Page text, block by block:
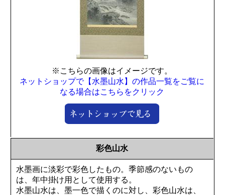
※こちらの画像はイメージです。
ネットショップで【水墨山水】の作品一覧をご覧に
なる場合はこちらをクリック
彩色山水
水墨画に淡彩で彩色したもの。季節感のないもの
は、年中掛け用として使用する。
水墨山水は、墨一色で描くのに対し、彩色山水は、